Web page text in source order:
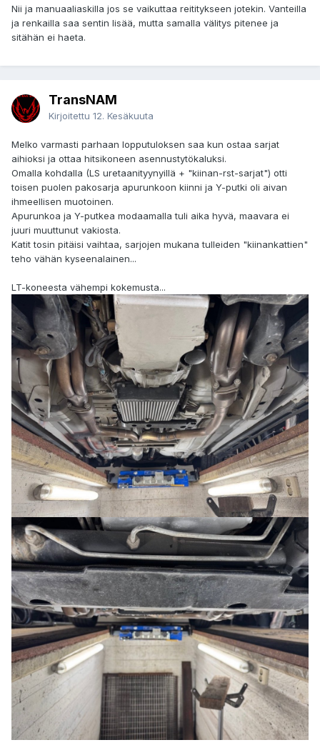
Nii ja manuaaliaskilla jos se vaikuttaa reititykseen jotekin. Vanteilla
ja renkailla saa sentin lisää, mutta samalla välitys pitenee ja
sitähän ei haeta.
TransNAM
Kirjoitettu 12. Kesäkuuta
Melko varmasti parhaan lopputuloksen saa kun ostaa sarjat
aihioksi ja ottaa hitsikoneen asennustytökaluksi.
Omalla kohdalla (LS uretaanityynyillä + "kiinan-rst-sarjat") otti
toisen puolen pakosarja apurunkoon kiinni ja Y-putki oli aivan
ihmeellisen muotoinen.
Apurunkoa ja Y-putkea modaamalla tuli aika hyvä, maavara ei
juuri muuttunut vakiosta.
Katit tosin pitäisi vaihtaa, sarjojen mukana tulleiden "kiinankattien"
teho vähän kyseenalainen...
LT-koneesta vähempi kokemusta...